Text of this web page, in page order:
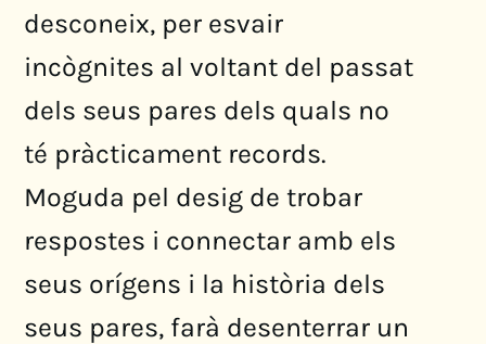
desconeix, per esvair
incògnites al voltant del passat
dels seus pares dels quals no
té pràcticament records.
Moguda pel desig de trobar
respostes i connectar amb els
seus orígens i la història dels
seus pares, farà desenterrar un